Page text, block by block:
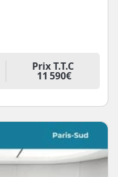
Prix T.T.C
11 590€